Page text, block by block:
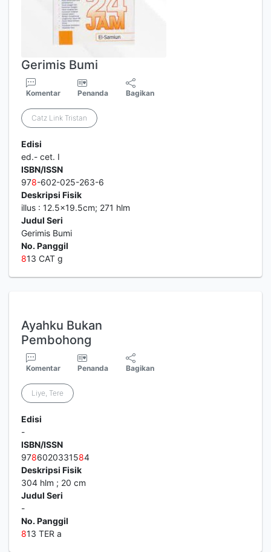
Gerimis Bumi
Komentar Penanda Bagikan
Catz Link Tristan
Edisi
ed.- cet. I
ISBN/ISSN
978-602-025-263-6
Deskripsi Fisik
illus : 12.5x19.5cm; 271 hlm
Judul Seri
Gerimis Bumi
No. Panggil
813 CAT g
Ayahku Bukan
Pembohong